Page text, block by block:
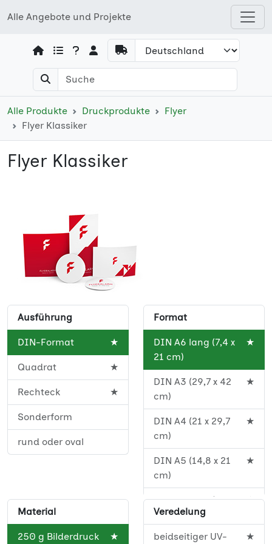
Alle Angebote und Projekte
Open shops menu
Alle Produkte Druckprodukte
Flyer
Flyer Klassiker
Flyer Klassiker
Ausführung
DIN-Format ★
Quadrat ★
Rechteck ★
Sonderform
rund oder oval
Format
DIN A6 lang (7,4 x
21 cm)
★
DIN A3 (29,7 x 42
cm)
★
DIN A4 (21 x 29,7
cm)
★
DIN A5 (14,8 x 21
cm)
★
DIN A5 lang (10,5 x
29,7 cm)
★
DIN A6 (10,5 x 14,8
★
Material
250 g Bilderdruck
★
Veredelung
beidseitiger UV-
★